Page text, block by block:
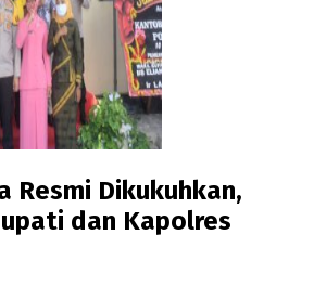
Resmi Dikukuhkan,
dan Kapolres